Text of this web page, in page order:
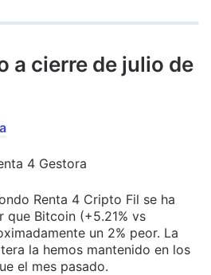
a cierre de julio de
4 Gestora
Renta 4 Cripto Fil se ha
Bitcoin (+5.21% vs
un 2% peor. La
la hemos mantenido en los
el mes pasado.